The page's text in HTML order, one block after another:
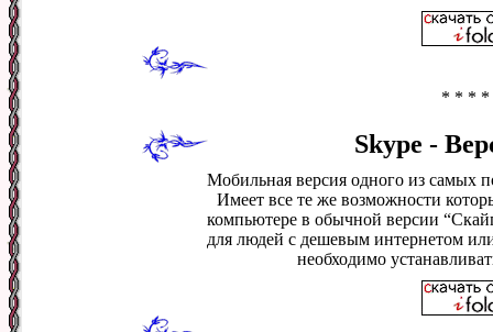
* * * *
Skype -
Мобильная версия одного из самых
Имеет все те же возможности
компьютере в обычной версии
для людей с дешевым интернетом
необходимо